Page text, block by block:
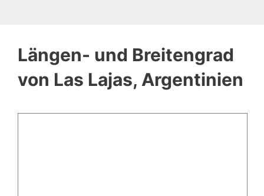
Längen- und Breitengrad
von Las Lajas, Argentinien